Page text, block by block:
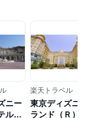
ニー
ルミ
楽天トラベル
東京ディズニ
ランド（Ｒ）